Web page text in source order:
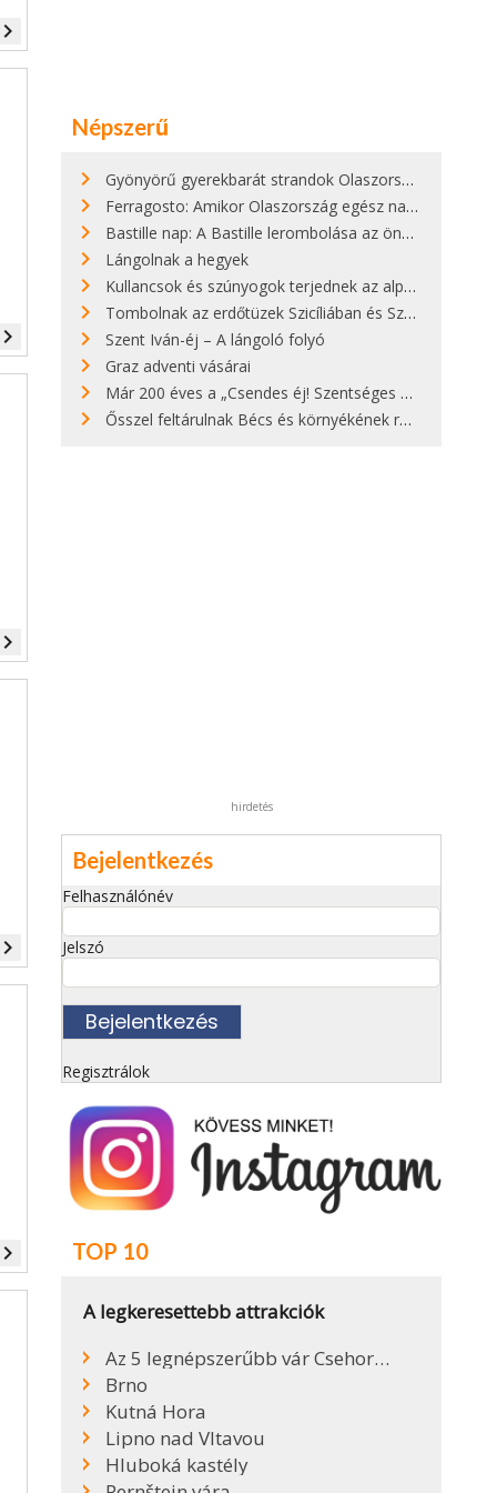
navigate_next
navigate_next
navigate_next
navigate_next
navigate_next
Népszerű
Gyönyörű gyerekbarát strandok Olaszországban - megmutatjuk a 15 legjobbat
Ferragosto: Amikor Olaszország egész nap nyaral
Bastille nap: A Bastille lerombolása az önkényuralom végét jelentette
Lángolnak a hegyek
Kullancsok és szúnyogok terjednek az alpesi legelőkön
Tombolnak az erdőtüzek Szicíliában és Szardínián
Szent Iván-éj – A lángoló folyó
Graz adventi vásárai
Már 200 éves a „Csendes éj! Szentséges éj!”
Ősszel feltárulnak Bécs és környékének rendkívüli építészeti kincsei
hirdetés
Bejelentkezés
Felhasználónév
Jelszó
Regisztrálok
TOP 10
A legkeresettebb attrakciók
Az 5 legnépszerűbb vár Csehországban
Brno
Kutná Hora
Lipno nad Vltavou
Hluboká kastély